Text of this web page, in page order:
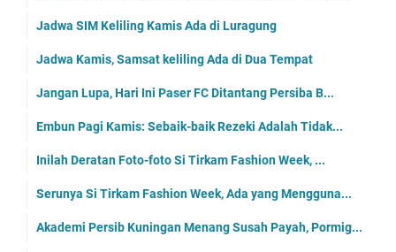
Jadwa SIM Keliling Kamis Ada di Luragung
Jadwa Kamis, Samsat keliling Ada di Dua Tempat
Jangan Lupa, Hari Ini Paser FC Ditantang Persiba B...
Embun Pagi Kamis: Sebaik-baik Rezeki Adalah Tidak...
Inilah Deratan Foto-foto Si Tirkam Fashion Week, ...
Serunya Si Tirkam Fashion Week, Ada yang Mengguna...
Akademi Persib Kuningan Menang Susah Payah, Pormig...